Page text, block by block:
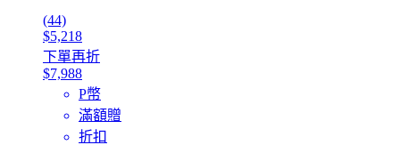
(44)
$5,218
下單再折
$7,988
P幣
滿額贈
折扣